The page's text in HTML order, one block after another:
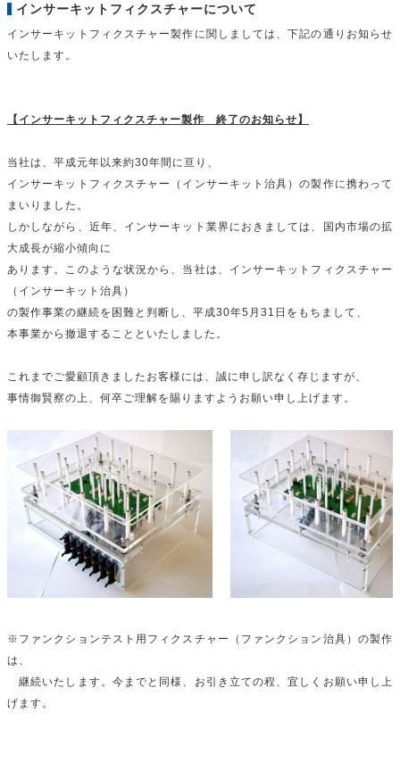
インサーキットフィクスチャーについて
インサーキットフィクスチャー製作に関しましては、下記の通りお知らせ
いたします。
【インサーキットフィクスチャー製作 終了のお知らせ】
当社は、平成元年以来約30年間に亘り、
インサーキットフィクスチャー（インサーキット治具）の製作に携わって
まいりました。
しかしながら、近年、インサーキット業界におきましては、国内市場の拡
大成長が縮小傾向に
あります。このような状況から、当社は、インサーキットフィクスチャー
（インサーキット治具）
の製作事業の継続を困難と判断し、平成30年5月31日をもちまして、
本事業から撤退することといたしました。
これまでご愛顧頂きましたお客様には、誠に申し訳なく存じますが、
事情御賢察の上、何卒ご理解を賜りますようお願い申し上げます。
※ファンクションテスト用フィクスチャー（ファンクション治具）の製作
は、
継続いたします。今までと同様、お引き立ての程、宜しくお願い申し上
げます。